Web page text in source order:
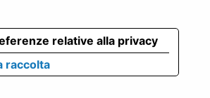
raccolta
relative alla privacy